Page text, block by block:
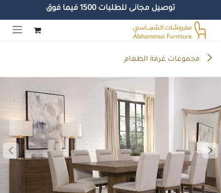
توصيل مجانى للطلبات 1500 فيما فوق
تخطي للذهاب إلى المحتوى
مجموعات غرفة الطعام